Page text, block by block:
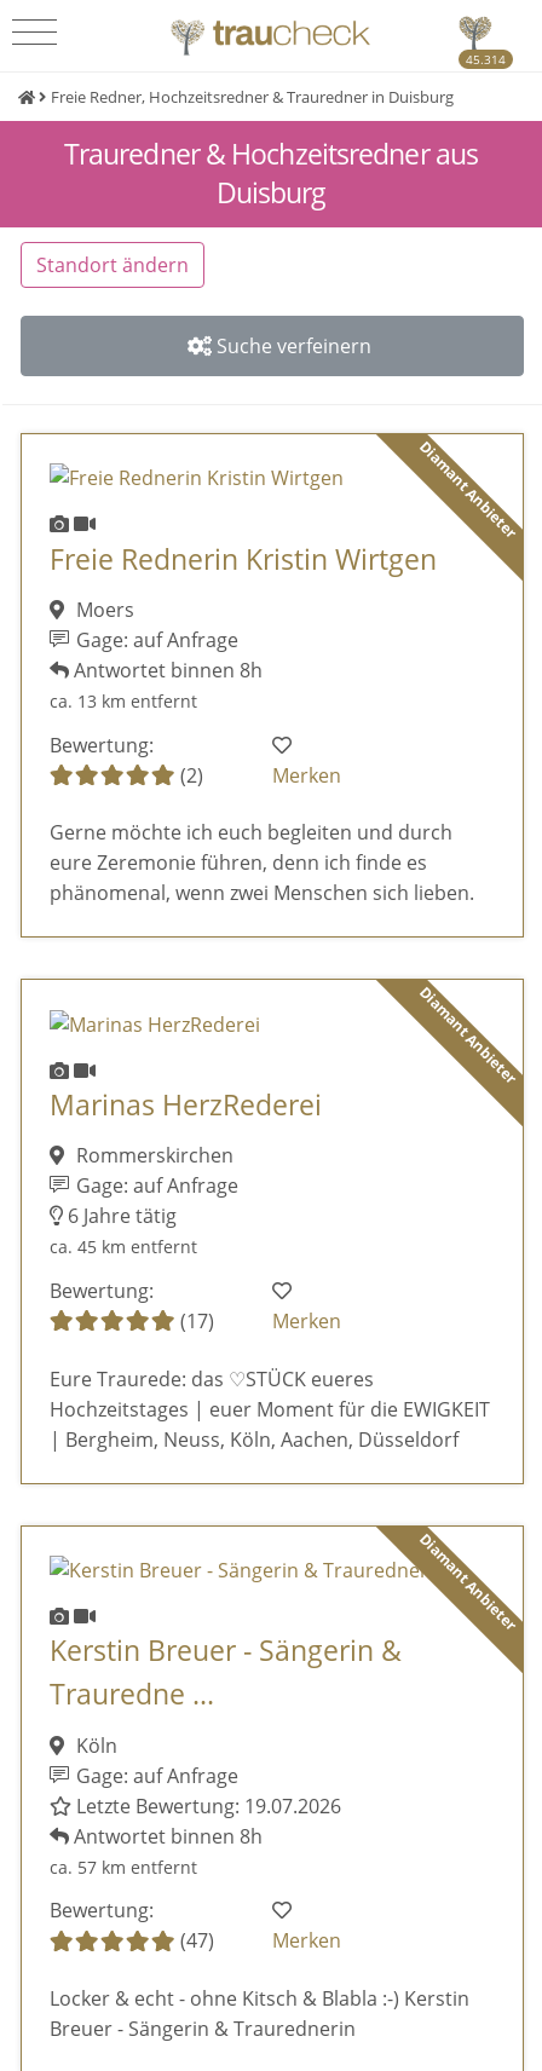
45.314
Freie Redner, Hochzeitsredner & Trauredner in Duisburg
Trauredner & Hochzeitsredner aus
Duisburg
Standort ändern
Suche verfeinern
Diamant Anbieter
Freie Rednerin Kristin Wirtgen
Moers
Gage: auf Anfrage
Antwortet binnen 8h
ca. 13 km entfernt
Bewertung:
(2)
Merken
Gerne möchte ich euch begleiten und durch
eure Zeremonie führen, denn ich finde es
phänomenal, wenn zwei Menschen sich lieben.
Diamant Anbieter
Marinas HerzRederei
Rommerskirchen
Gage: auf Anfrage
6 Jahre tätig
ca. 45 km entfernt
Bewertung:
(17)
Merken
Eure Traurede: das ♡STÜCK eueres
Hochzeitstages | euer Moment für die EWIGKEIT
| Bergheim, Neuss, Köln, Aachen, Düsseldorf
Diamant Anbieter
Kerstin Breuer - Sängerin &
Trauredne ...
Köln
Gage: auf Anfrage
Letzte Bewertung: 19.07.2026
Antwortet binnen 8h
ca. 57 km entfernt
Bewertung:
(47)
Merken
Locker & echt - ohne Kitsch & Blabla :-) Kerstin
Breuer - Sängerin & Traurednerin